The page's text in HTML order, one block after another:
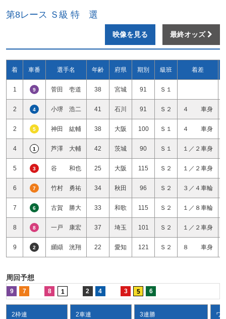
第8レース Ｓ級 特 選
映像を見る 最終オッズ
着 車番 選手名 年齢 府県 期別 級班 着差
1 9 菅田 壱道 38 宮城 91 Ｓ１
2 4 小堺 浩二 41 石川 91 Ｓ２ ４ 車身
2 5 神田 紘輔 38 大阪 100 Ｓ１ ４ 車身
4 1 芦澤 大輔 42 茨城 90 Ｓ１ １／２車身
5 3 谷 和也 25 大阪 115 Ｓ２ １／２車身
6 7 竹村 勇祐 34 秋田 96 Ｓ２ ３／４車輪
7 6 古賀 勝大 33 和歌 115 Ｓ２ １／８車輪
8 8 一戸 康宏 37 埼玉 101 Ｓ２ １／２車身
9 2 纐纈 洸翔 22 愛知 121 Ｓ２ ８ 車身
周回予想
9 7 8 1 2 4 3 5 6
2枠連 2車連 3連勝 ワ